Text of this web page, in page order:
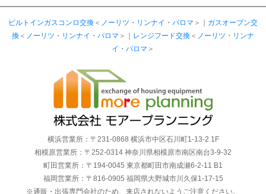
ビルトインガスコンロ交換 ＜ ノーリツ ・ リンナイ ・ パロマ ＞｜ ガスオーブン交
換 ＜ ノーリツ ・ リンナイ ・ パロマ ＞｜ レンジフード交換 ＜ ノーリツ ・ リンナ
イ ・ パロマ ＞
横浜営業所：〒231-0868 横浜市中区石川町1-13-2 1F
相模原営業所：〒252-0314 神奈川県相模原市南区南台3-9-32
町田営業所：〒194-0045 東京都町田市南成瀬6-2-11 B1
福岡営業所：〒816-0905 福岡県大野城市川久保1-17-15
※通販・出張専門会社のため、来店されないようご注意ください。